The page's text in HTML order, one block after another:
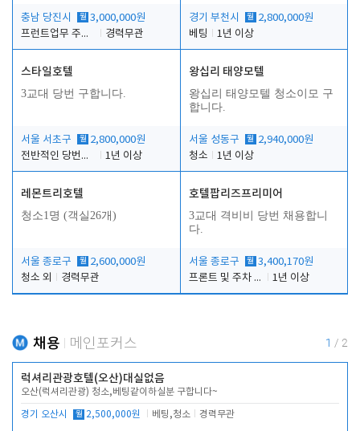
충남 당진시 월 3,000,000원
프런트업무 주간, 야간
경력무관
경기 부천시 월 2,800,000원
베팅
1년 이상
스타일호텔
3교대 당번 구합니다.
서울 서초구 월 2,800,000원
전반적인 당번업무
1년 이상
왕십리 태양모텔
왕십리 태양모텔 청소이모 구
합니다.
서울 성동구 월 2,940,000원
청소
1년 이상
레몬트리호텔
청소1명 (객실26개)
서울 종로구 월 2,600,000원
청소 외
경력무관
호텔팝리즈프리미어
3교대 격비비 당번 채용합니
다.
서울 종로구 월 3,400,170원
프론트 및 주차 객실관리
1년 이상
채용 메인포커스 1 / 2
럭셔리관광호텔(오산)대실없음
오산(럭셔리관광) 청소,베팅같이하실분 구합니다~
경기 오산시 월 2,500,000원 베팅,청소 경력무관